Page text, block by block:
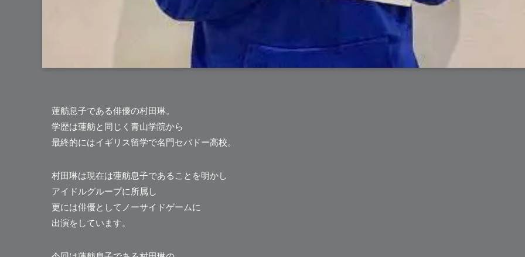
蓮舫息子である俳優の村田琳。
学歴は蓮舫と同じく青山学院から
最終的にはイギリス留学で名門セバドー高校。
村田琳は現在は蓮舫息子であることを明かし
アイドルグループに所属し
更には俳優としてノーサイドゲームに
出演をしています。